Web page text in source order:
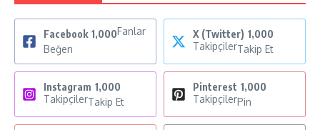
Facebook 1,000Fanlar
Beğen
X (Twitter) 1,000
TakipçilerTakip Et
Instagram 1,000
TakipçilerTakip Et
Pinterest 1,000
TakipçilerPin